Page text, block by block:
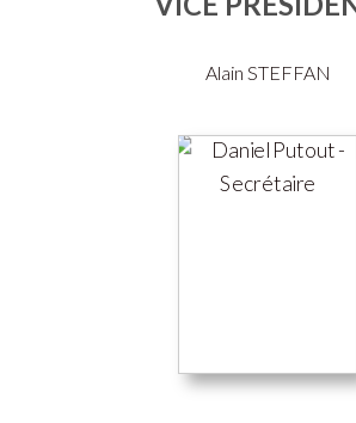
Alain STEFFAN